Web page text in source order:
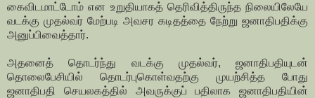
கைவிடமாட்டோம் என உறுதியாகத் தெரிவித்திருந்த நிலையிலேயே
வடக்கு முதல்வர் மேற்படி அவசர கடிதத்தை நேற்று ஜனாதிபதிக்கு
அனுப்பிவைத்தார்.
அதனைத் தொடர்ந்து வடக்கு முதல்வர், ஜனாதிபதியுடன்
தொலைபேசியில் தொடர்புகொள்வதற்கு முயற்சித்த போது
ஜனாதிபதி செயலகத்தில் அவருக்குப் பதிலாக ஜனாதிபதியின்